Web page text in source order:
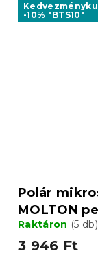
-10% "BTS10"
Polár
MOLTON
Raktáron (5 db)
3 946 Ft